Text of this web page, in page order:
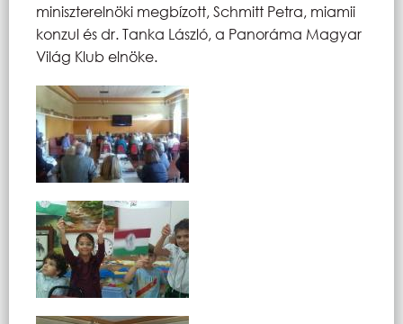
miniszterelnöki megbízott, Schmitt Petra, miamii
konzul és dr. Tanka László, a Panoráma Magyar
Világ Klub elnöke.